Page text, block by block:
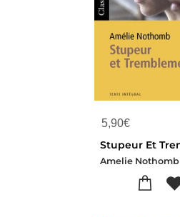
5,90€
Amelie Nothomb